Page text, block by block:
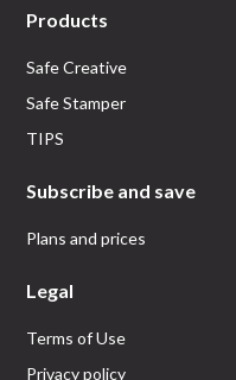
Products
Safe Creative
Safe Stamper
TIPS
Subscribe and save
Plans and prices
Legal
Terms of Use
Privacy policy